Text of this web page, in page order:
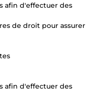
afin d'effectuer des
de droit pour assurer
afin d'effectuer des